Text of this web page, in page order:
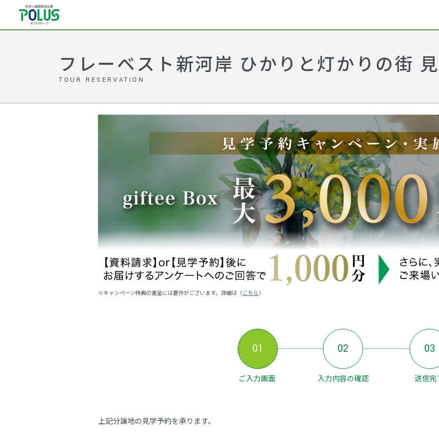
フレーベスト新河岸 ひかりと灯かりの街
TOUR RESERVATION
※キャンペーン特典の進呈には要件がございます。詳細は〈こちら〉
01
ご入力画面
02
入力内容の確認
03
送信完
上記分譲地の見学予約を承ります。